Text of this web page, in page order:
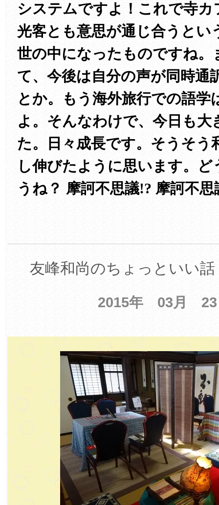
システムですよ！これで寺カ
光客とも意思が通じ合うとい
世の中になったものですね。
て、今後は自分の声が同時通
とか。もう海外旅行での語学
よ。そんなわけで、今日も大
た。日々成長です。そうそう
し伸びたように思います。
うね？ 摩訶不思議!? 摩訶不
友峰和尚のちょっといい
2015年 03月